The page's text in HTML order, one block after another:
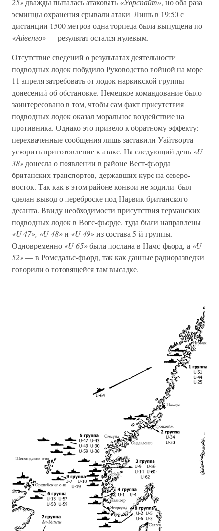
25» дважды пыталась атаковать «Уорспайт», но оба раза
эсминцы охранения срывали атаки. Лишь в 19:50 с
дистанции 1500 метров одна торпеда была выпущена по
«Айвенго»— результат остался нулевым.
Отсутствие сведений о результатах деятельности
подводных лодок побудило Руководство войной на море
11 апреля затребовать от лодок нарвикской группы
донесений об обстановке. Немецкое командование было
заинтересовано в том, чтобы сам факт присутствия
подводных лодок оказал моральное воздействие на
противника. Однако это привело к обратному эффекту:
перехваченные сообщения лишь заставили Уайтворта
ускорить приготовление к атаке. На следующий день «U
38» донесла о появлении в районе Вест-фьорда
британских транспортов, державших курс на северо-
восток. Так как в этом районе конвои не ходили, был
сделан вывод о переброске под Нарвик британского
десанта. Ввиду необходимости присутствия германских
подводных лодок в Вогс-фьорде, туда были направлены
«U 47», «U 48»и «U 49»из состава 5-й группы.
Одновременно «U 65»была послана в Намс-фьорд, а «U
52»— в Ромсдальс-фьорд, так как данные радиоразведки
говорили о готовящейся там высадке.